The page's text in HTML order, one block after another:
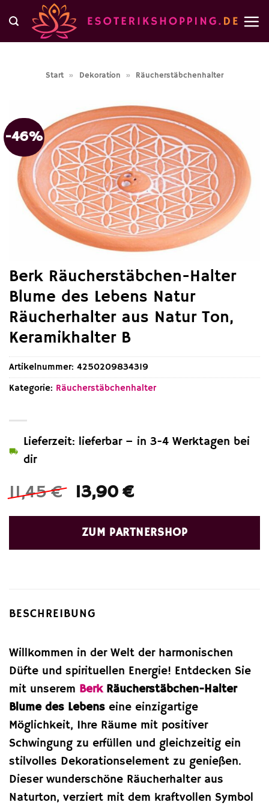
Inhalt
springen
Start » Dekoration » Räucherstäbchenhalter
-46%
Berk Räucherstäbchen-Halter
Blume des Lebens Natur
Räucherhalter aus Natur Ton,
Keramikhalter B
11,45€ Ursprünglicher
war:
11,45 €
13,90€Aktueller
ist:
13,90 €.
Lieferzeit: lieferbar – in 3-4 Werktagen bei
dir
ZUM PARTNERSHOP
Artikelnummer: 4250209834319
Kategorie: Räucherstäbchenhalter
BESCHREIBUNG
Willkommen in der Welt der harmonischen
Düfte und spirituellen Energie! Entdecken Sie
mit unserem BerkRäucherstäbchen-Halter
Blume des Lebens eine einzigartige
Möglichkeit, Ihre Räume mit positiver
Schwingung zu erfüllen und gleichzeitig ein
stilvolles Dekorationselement zu genießen.
Dieser wunderschöne Räucherhalter aus
Naturton, verziert mit dem kraftvollen Symbol